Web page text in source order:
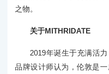
之物。
关于MITHRIDATE
2019年诞生于充满活
品牌设计师认为，伦敦是